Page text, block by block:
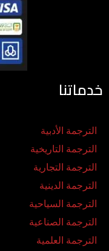
خدماتنا
الترجمة الأدبية
الترجمة التاريخية
الترجمة التجارية
الترجمة الدينية
الترجمة السياحية
الترجمة الصناعية
الترجمة العلمية